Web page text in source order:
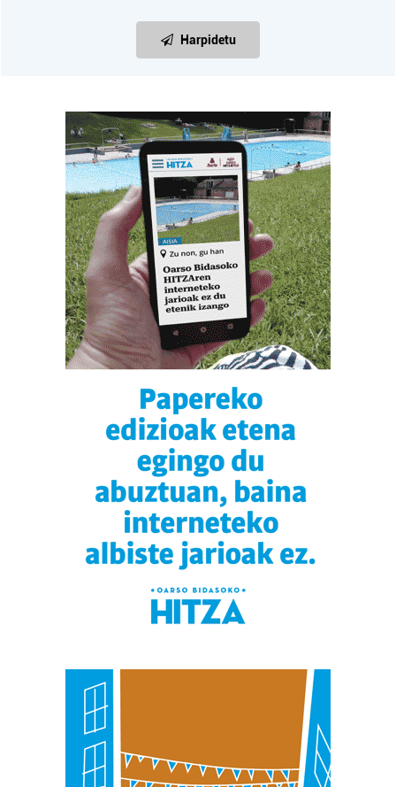
Harpidetu